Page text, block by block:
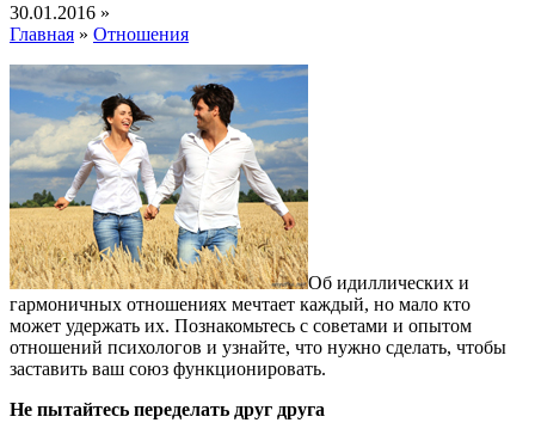
30.01.2016 »
Главная » Отношения
Об идиллических и
гармоничных отношениях мечтает каждый, но мало кто
может удержать их. Познакомьтесь с советами и опытом
отношений психологов и узнайте, что нужно сделать, чтобы
заставить ваш союз функционировать.
Не пытайтесь переделать друг друга